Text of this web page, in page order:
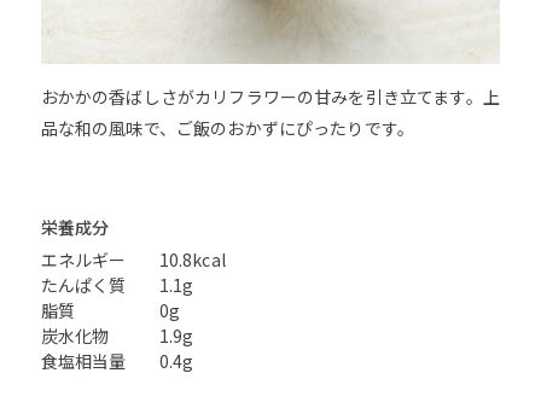
おかかの香ばしさがカリフラワーの甘みを引き立てます。上
品な和の風味で、ご飯のおかずにぴったりです。
栄養成分
エネルギー
10.8kcal
たんぱく質
1.1g
脂質
0g
炭水化物
1.9g
食塩相当量
0.4g